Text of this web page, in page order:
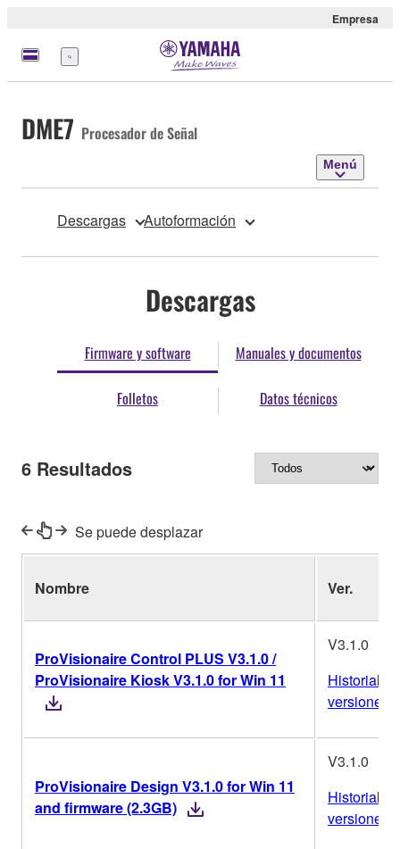
Empresa
Menú
DME7 Procesador de Señal
Menú
Descargas Autoformación
Descargas
Firmware y software Manuales y documentos
Folletos Datos técnicos
6 Resultados
Se puede desplazar
Nombre Ver.
ProVisionaire Control PLUS V3.1.0 /
ProVisionaire Kiosk V3.1.0 for Win 11
V3.1.0
Historial de
versiones
ProVisionaire Design V3.1.0 for Win 11
and firmware (2.3GB)
V3.1.0
Historial de
versiones